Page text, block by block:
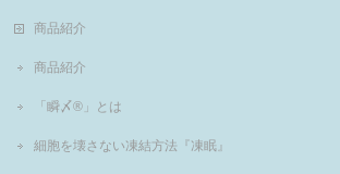
商品紹介
商品紹介
「瞬〆®」とは
細胞を壊さない凍結方法『凍眠』